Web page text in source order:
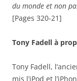
du monde et non
[Pages 320-21]
Tony Fadell à
Tony Fadell,
mis l’iPod et